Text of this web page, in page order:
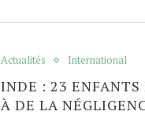
Actualités International
INDE : 23 ENFANTS
À DE LA